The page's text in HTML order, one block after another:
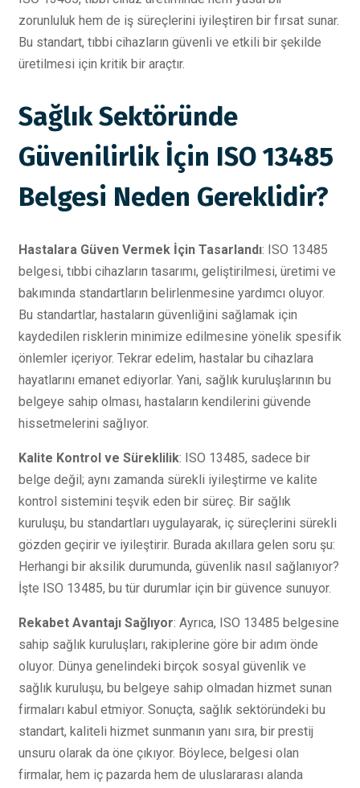
zorunluluk hem de iş süreçlerini iyileştiren bir fırsat sunar.
Bu standart, tıbbi cihazların güvenli ve etkili bir şekilde
üretilmesi için kritik bir araçtır.
Sağlık Sektöründe
Güvenilirlik İçin ISO 13485
Belgesi Neden Gereklidir?
Hastalara Güven Vermek İçin Tasarlandı: ISO 13485
belgesi, tıbbi cihazların tasarımı, geliştirilmesi, üretimi ve
bakımında standartların belirlenmesine yardımcı oluyor.
Bu standartlar, hastaların güvenliğini sağlamak için
kaydedilen risklerin minimize edilmesine yönelik spesifik
önlemler içeriyor. Tekrar edelim, hastalar bu cihazlara
hayatlarını emanet ediyorlar. Yani, sağlık kuruluşlarının bu
belgeye sahip olması, hastaların kendilerini güvende
hissetmelerini sağlıyor.
Kalite Kontrol ve Süreklilik: ISO 13485, sadece bir
belge değil; aynı zamanda sürekli iyileştirme ve kalite
kontrol sistemini teşvik eden bir süreç. Bir sağlık
kuruluşu, bu standartları uygulayarak, iç süreçlerini sürekli
gözden geçirir ve iyileştirir. Burada akıllara gelen soru şu:
Herhangi bir aksilik durumunda, güvenlik nasıl sağlanıyor?
İşte ISO 13485, bu tür durumlar için bir güvence sunuyor.
Rekabet Avantajı Sağlıyor: Ayrıca, ISO 13485 belgesine
sahip sağlık kuruluşları, rakiplerine göre bir adım önde
oluyor. Dünya genelindeki birçok sosyal güvenlik ve
sağlık kuruluşu, bu belgeye sahip olmadan hizmet sunan
firmaları kabul etmiyor. Sonuçta, sağlık sektöründeki bu
standart, kaliteli hizmet sunmanın yanı sıra, bir prestij
unsuru olarak da öne çıkıyor. Böylece, belgesi olan
firmalar, hem iç pazarda hem de uluslararası alanda